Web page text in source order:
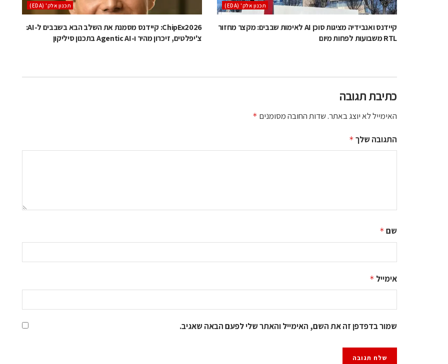
‫תכנון אלק' (‪(EDA‬‬
קיידנס ואנבידיה מציגות סוכן AI לאימות שבבים: מקצר מחזור
RTL משבועות לפחות מיום
‫תכנון אלק' (‪(EDA‬‬
ChipEx2026: קיידנס מסמנת את השלב הבא בשבבים ל-AI:
צ'יפלטים, זיכרון מהיר ו-Agentic AI בתכנון סיליקון
כתיבת תגובה
האימייל לא יוצג באתר.שדות החובה מסומנים *
התגובה שלך *
שם *
אימייל *
שמור בדפדפן זה את השם, האימייל והאתר שלי לפעם הבאה שאגיב.